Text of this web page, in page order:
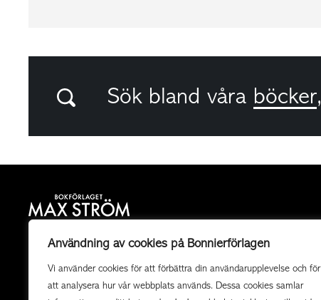
Användning av cookies på Bonnierförlagen
Vi använder cookies för att förbättra din användarupplevelse och för
att analysera hur vår webbplats används. Dessa cookies samlar
Sök bland våra böcker,
Bokförlaget Max Ström är ett allmänutgivande
utgivare av illustrerade böcker. Vi producerar också